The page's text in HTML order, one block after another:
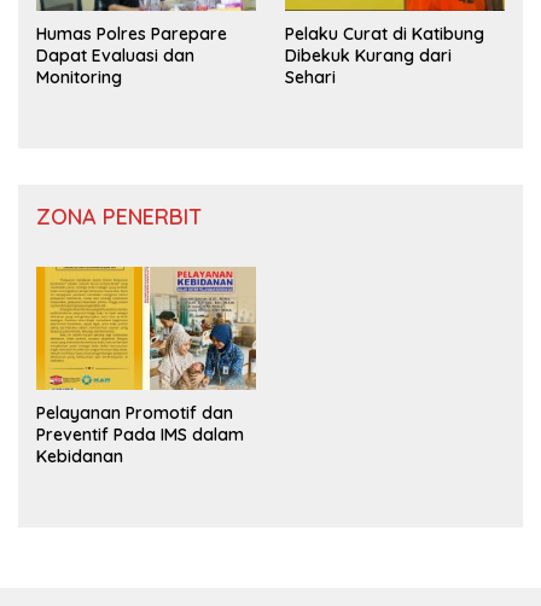
Humas Polres Parepare
Dapat Evaluasi dan
Monitoring
Pelaku Curat di Katibung
Dibekuk Kurang dari
Sehari
ZONA PENERBIT
Pelayanan Promotif dan
Preventif Pada IMS dalam
Kebidanan